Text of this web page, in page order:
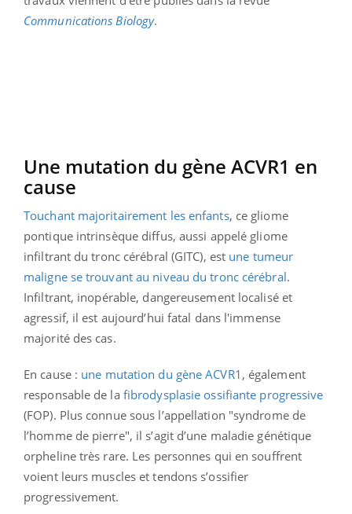
Communications Biology.
Une mutation du gène ACVR1 en
cause
Touchant majoritairement les enfants, ce gliome
pontique intrinsèque diffus, aussi appelé gliome
infiltrant du tronc cérébral (GITC), est une tumeur
maligne se trouvant au niveau du tronc cérébral.
Infiltrant, inopérable, dangereusement localisé et
agressif, il est aujourd’hui fatal dans l'immense
majorité des cas.
En cause : une mutation du gène ACVR1 , également
responsable de la fibrodysplasie ossifiante progressive
(FOP). Plus connue sous l’appellation "syndrome de
l’homme de pierre", il s’agit d’une maladie génétique
orpheline très rare. Les personnes qui en souffrent
voient leurs muscles et tendons s’ossifier
progressivement.